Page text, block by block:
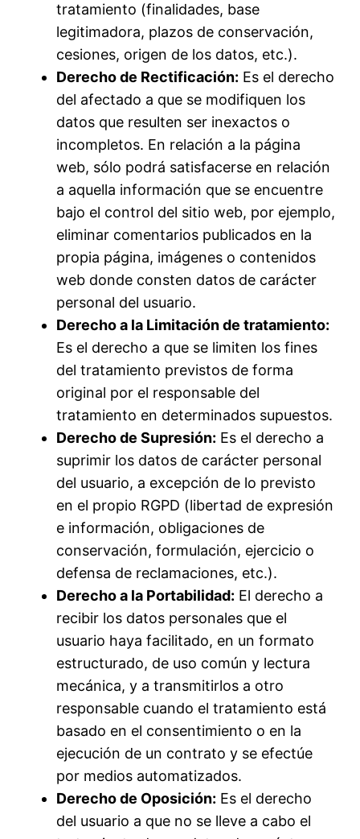
tratamiento (finalidades, base
legitimadora, plazos de conservación,
cesiones, origen de los datos, etc.).
Derecho de Rectificación: Es el derecho
del afectado a que se modifiquen los
datos que resulten ser inexactos o
incompletos. En relación a la página
web, sólo podrá satisfacerse en relación
a aquella información que se encuentre
bajo el control del sitio web, por ejemplo,
eliminar comentarios publicados en la
propia página, imágenes o contenidos
web donde consten datos de carácter
personal del usuario.
Derecho a la Limitación de tratamiento:
Es el derecho a que se limiten los fines
del tratamiento previstos de forma
original por el responsable del
tratamiento en determinados supuestos.
Derecho de Supresión: Es el derecho a
suprimir los datos de carácter personal
del usuario, a excepción de lo previsto
en el propio RGPD (libertad de expresión
e información, obligaciones de
conservación, formulación, ejercicio o
defensa de reclamaciones, etc.).
Derecho a la Portabilidad: El derecho a
recibir los datos personales que el
usuario haya facilitado, en un formato
estructurado, de uso común y lectura
mecánica, y a transmitirlos a otro
responsable cuando el tratamiento está
basado en el consentimiento o en la
ejecución de un contrato y se efectúe
por medios automatizados.
Derecho de Oposición: Es el derecho
del usuario a que no se lleve a cabo el